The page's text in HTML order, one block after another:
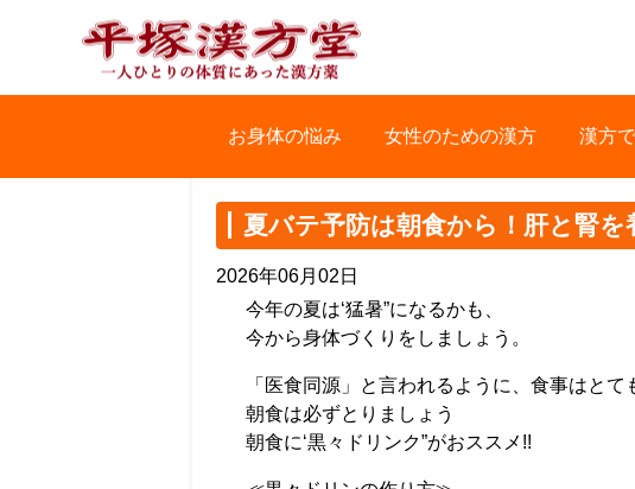
お身体の悩み 女性のための漢方 漢方
夏バテ予防は朝食から！肝と腎
2026年06月02日
今年の夏は‘猛暑”になるかも、
今から身体づくりをしましょう。
「医食同源」と言われるように、食事はとて
朝食は必ずとりましょう
朝食に‘黒々ドリンク”がおススメ!!